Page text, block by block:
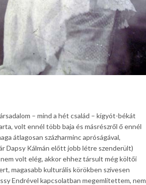
– mind a hét család – kígyót-békát
volt ennél több baja és másrészről ő ennél
átlagosan százharminc apróságával,
Dapsy Kálmán előtt jobb létre szenderült)
volt elég, akkor ehhez társult még költői
magasabb kulturális körökben szívesen
Endrével kapcsolatban megemlítettem, nem